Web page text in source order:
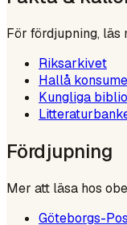
För fördjupning,
Riksarkivet
Hallå
Kungliga
Fördjupning
Mer att läsa hos
Göteborgs-